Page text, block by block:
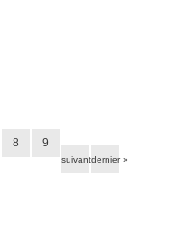
8 9
suivant ›dernier »